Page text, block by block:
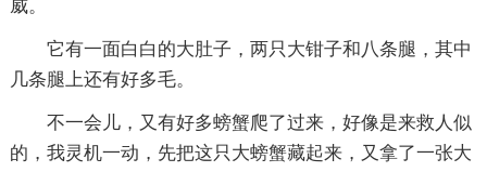
威。
它有一面白白的大肚子，两只大钳子和八条腿，其中
几条腿上还有好多毛。
不一会儿，又有好多螃蟹爬了过来，好像是来救人似
的，我灵机一动，先把这只大螃蟹藏起来，又拿了一张大